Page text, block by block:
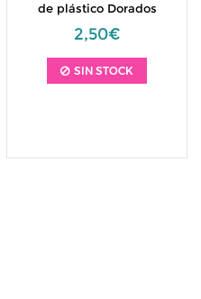
de plástico Dorados
2,50€
SIN STOCK